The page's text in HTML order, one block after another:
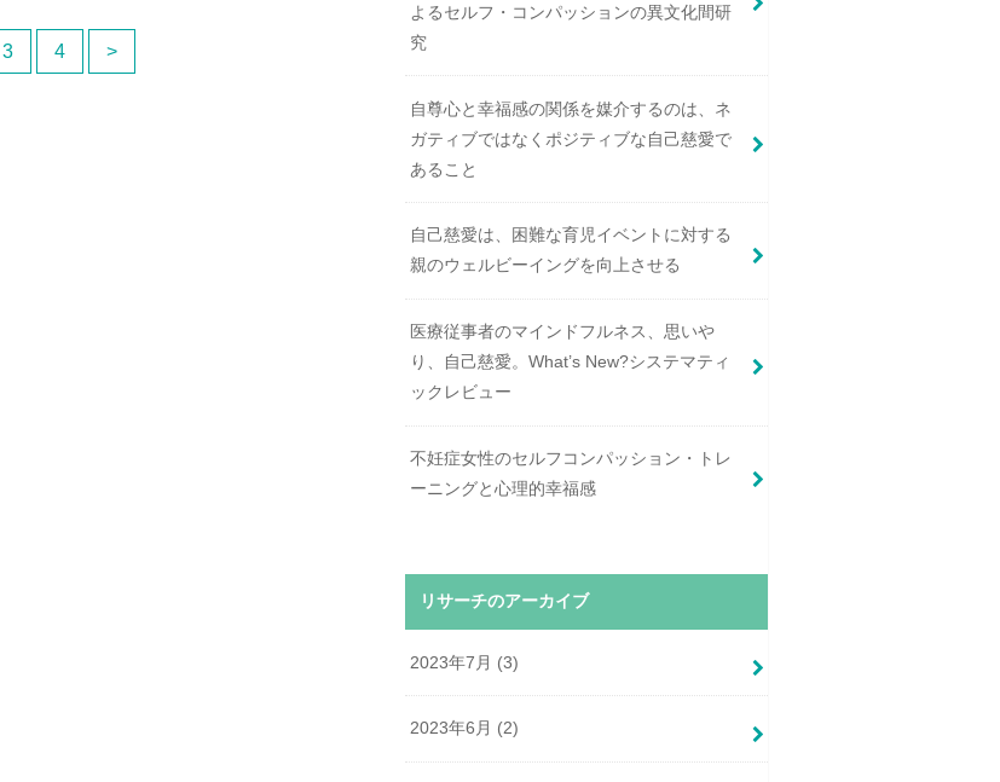
3 4 >
よるセルフ・コンパッションの異文化間研
究
自尊心と幸福感の関係を媒介するのは、ネ
ガティブではなくポジティブな自己慈愛で
あること
自己慈愛は、困難な育児イベントに対する
親のウェルビーイングを向上させる
医療従事者のマインドフルネス、思いや
り、自己慈愛。What’s New?システマティ
ックレビュー
不妊症女性のセルフコンパッション・トレ
ーニングと心理的幸福感
リサーチのアーカイブ
2023年7月 (3)
2023年6月 (2)